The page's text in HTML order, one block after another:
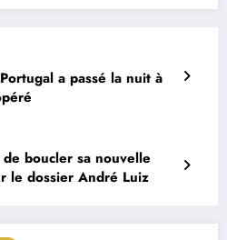
a passé la nuit à
boucler sa nouvelle
le dossier André Luiz